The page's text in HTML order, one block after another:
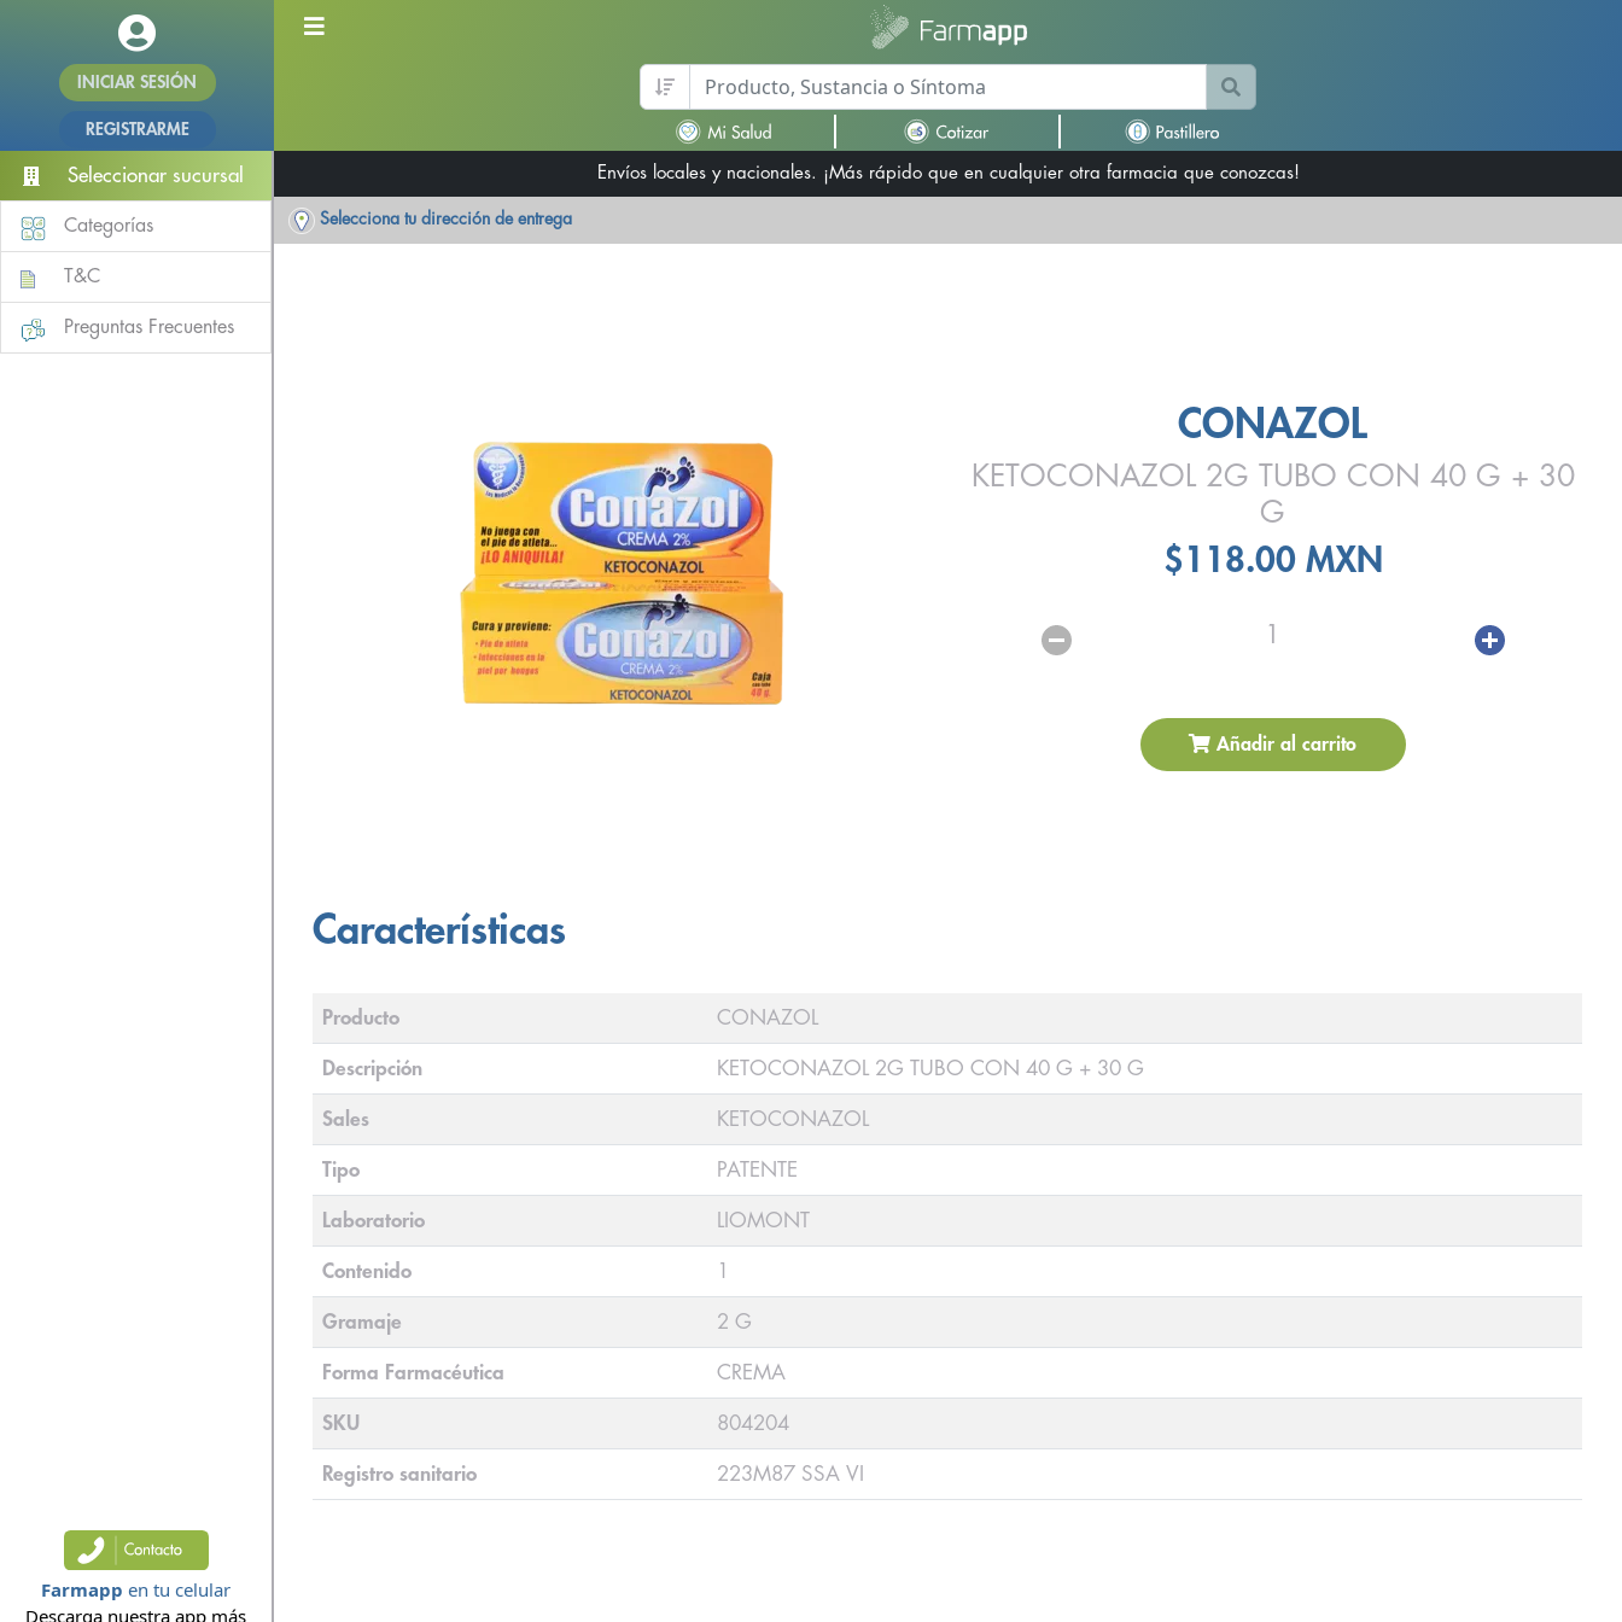
INICIAR SESIÓN
REGISTRARME
Seleccionar sucursal
Categorías
T&C
Preguntas Frecuentes
Farmapp en tu celular
Descarga nuestra app más
Envíos locales y nacionales. ¡Más rápido que en cualquier otra farmacia que conozcas!
Selecciona tu dirección de entrega
CONAZOL
KETOCONAZOL 2G TUBO CON 40 G + 30
G
$118.00 MXN
1
Añadir al carrito
Características
Producto CONAZOL
Descripción KETOCONAZOL 2G TUBO CON 40 G + 30 G
Sales KETOCONAZOL
Tipo PATENTE
Laboratorio LIOMONT
Contenido 1
Gramaje 2 G
Forma Farmacéutica CREMA
SKU 804204
Registro sanitario 223M87 SSA VI